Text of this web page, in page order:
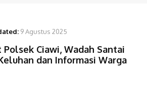
9 Agustus 2025
Polsek Ciawi, Wadah Santai
dan Informasi Warga